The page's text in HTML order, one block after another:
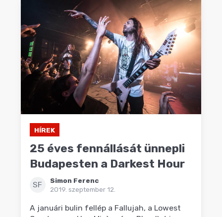
HÍREK
25 éves fennállását ünnepli
Budapesten a Darkest Hour
SF
Simon Ferenc
2019. szeptember 12.
A januári bulin fellép a Fallujah, a Lowest